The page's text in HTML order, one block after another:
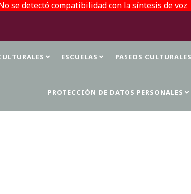
se detectó compatibilidad con la síntesis de voz
ESCUELAS PASEOS CULTURALES
PROTECCIÓN DE DATOS PERSONALES